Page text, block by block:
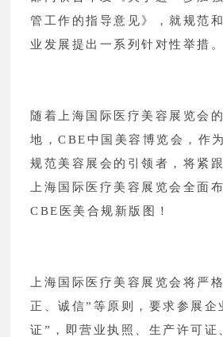
管工作的指导意见》，就规范
业发展提出一系列针对性举措。
随着上海国际医疗美容展览会
地，CBE中国美容博览会，作
规范美容展会的引领者，将紧
上海国际医疗美容展览会全面
CBE医美合规新版图！
上海国际医疗美容展览会将严
正、诚信”等原则，要求参展企
证”，即营业执照、生产许可证